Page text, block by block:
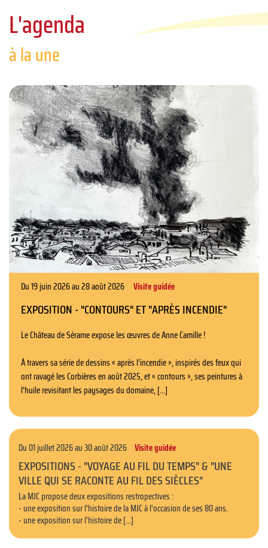
L'agenda
à la une
Du 19 juin 2026 au 28 août 2026 Visite guidée
EXPOSITION - "CONTOURS" ET "APRÈS INCENDIE"
Le Château de Sérame expose les œuvres de Anne Camille !
À travers sa série de dessins « après l’incendie », inspirés des feux qui
ont ravagé les Corbières en août 2025, et « contours », ses peintures à
l’huile revisitant les paysages du domaine, [...]
Du 01 juillet 2026 au 30 août 2026 Visite guidée
EXPOSITIONS - "VOYAGE AU FIL DU TEMPS" & "UNE
VILLE QUI SE RACONTE AU FIL DES SIÈCLES"
La MJC propose deux expositions restropectives :
- une exposition sur l'histoire de la MJC à l'occasion de ses 80 ans.
- une exposition sur l'histoire de [...]